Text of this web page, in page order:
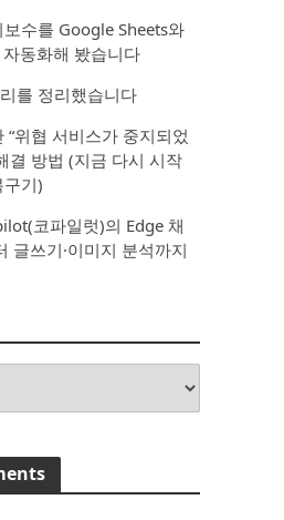
수를 Google Sheets와
동화해 봤습니다
를 정리했습니다
위협 서비스가 중지되었
결 방법 (지금 다시 시작
기)
코파일럿)의 Edge 채
글쓰기·이미지 분석까지